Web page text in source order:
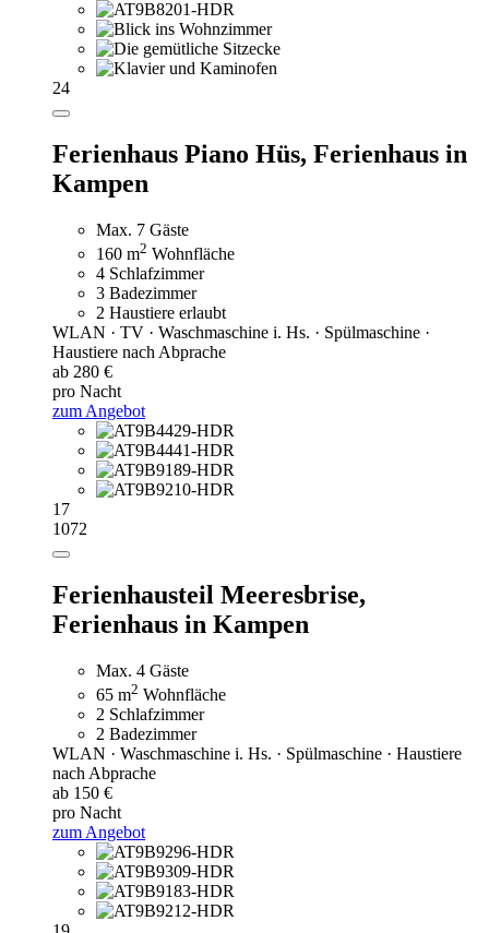
24
Ferienhaus Piano Hüs, Ferienhaus in
Kampen
Max. 7 Gäste
160 m2 Wohnfläche
4 Schlafzimmer
3 Badezimmer
2 Haustiere erlaubt
WLAN · TV · Waschmaschine i. Hs. · Spülmaschine ·
Haustiere nach Abprache
ab 280 €
pro Nacht
zum Angebot
17
1072
Ferienhausteil Meeresbrise,
Ferienhaus in Kampen
Max. 4 Gäste
65 m2 Wohnfläche
2 Schlafzimmer
2 Badezimmer
WLAN · Waschmaschine i. Hs. · Spülmaschine · Haustiere
nach Abprache
ab 150 €
pro Nacht
zum Angebot